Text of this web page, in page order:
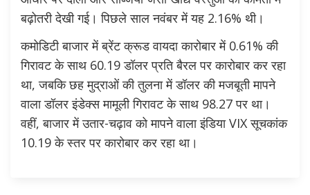
बढ़ोतरी देखी गई। पिछले साल नवंबर में यह 2.16% थी।
कमोडिटी बाजार में ब्रेंट क्रूड वायदा कारोबार में 0.61% की
गिरावट के साथ 60.19 डॉलर प्रति बैरल पर कारोबार कर रहा
था, जबकि छह मुद्राओं की तुलना में डॉलर की मजबूती मापने
वाला डॉलर इंडेक्स मामूली गिरावट के साथ 98.27 पर था।
वहीं, बाजार में उतार-चढ़ाव को मापने वाला इंडिया VIX सूचकांक
10.19 के स्तर पर कारोबार कर रहा था।